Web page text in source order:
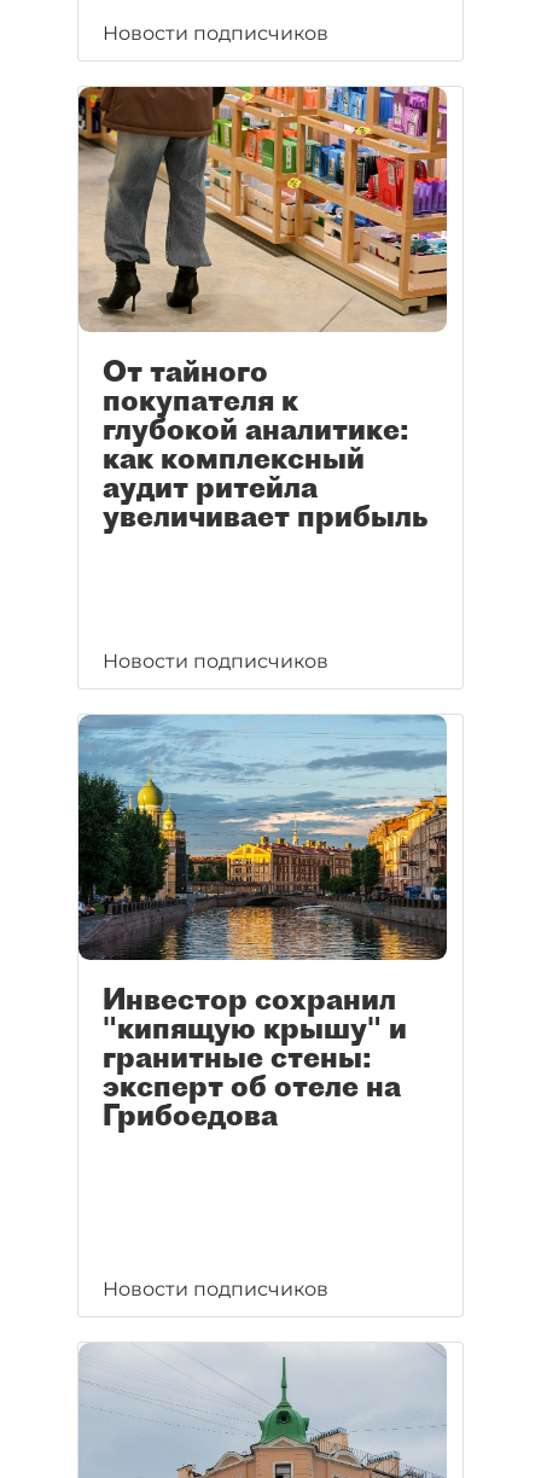
Новости подписчиков
От тайного
покупателя к
глубокой аналитике:
как комплексный
аудит ритейла
увеличивает прибыль
Новости подписчиков
Инвестор сохранил
"кипящую крышу" и
гранитные стены:
эксперт об отеле на
Грибоедова
Новости подписчиков